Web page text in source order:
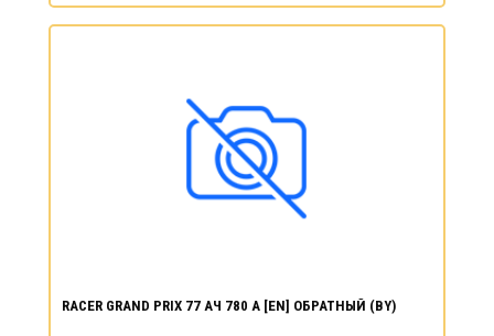
RACER GRAND PRIX 77 АЧ 780 А [EN] ОБРАТНЫЙ (BY)